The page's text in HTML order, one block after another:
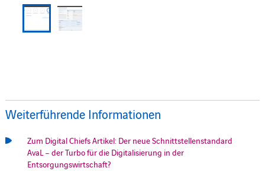
Weiterführende Informationen
Zum Digital Chiefs Artikel: Der neue Schnittstellenstandard
AvaL – der Turbo für die Digitalisierung in der
Entsorgungswirtschaft?